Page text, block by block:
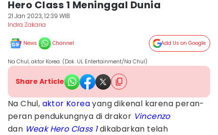
Hero Class 1 Meninggal Dunia
21 Jan 2023, 12:39 WIB
Indra Zakaria
News Channel Add Us on Google
Na Chul, aktor Korea. (Dok. UL Entertainment/Na Chul)
Share Article
Na Chul, aktor Koreayang dikenal karena peran-
peran pendukungnya di drakor Vincenzo
dan Weak Hero Class 1dikabarkan telah